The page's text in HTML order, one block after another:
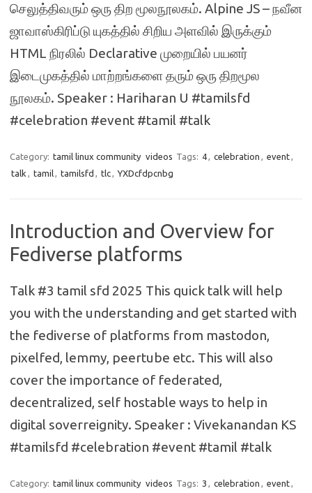
செலுத்திவரும் ஒரு திற மூலநூலகம். Alpine JS – நவீன
ஜாவாஸ்கிரிப்டு யுகத்தில் சிறிய அளவில் இருக்கும்
HTML நிரலில் Declarative முறையில் பயனர்
இடைமுகத்தில் மாற்றங்களை தரும் ஒரு திறமூல
நூலகம். Speaker : Hariharan U #tamilsfd
#celebration #event #tamil #talk
Category: tamil linux community videos Tags: 4, celebration , event,
talk , tamil, tamilsfd , tlc, YXDcfdpcnbg
Introduction and Overview for
Fediverse platforms
Talk #3 tamil sfd 2025 This quick talk will help
you with the understanding and get started with
the fediverse of platforms from mastodon,
pixelfed, lemmy, peertube etc. This will also
cover the importance of federated,
decentralized, self hostable ways to help in
digital soverreignity. Speaker : Vivekanandan KS
#tamilsfd #celebration #event #tamil #talk
Category: tamil linux community videos Tags: 3 , celebration , event,